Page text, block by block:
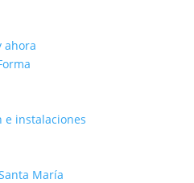
ahora
e instalaciones
María